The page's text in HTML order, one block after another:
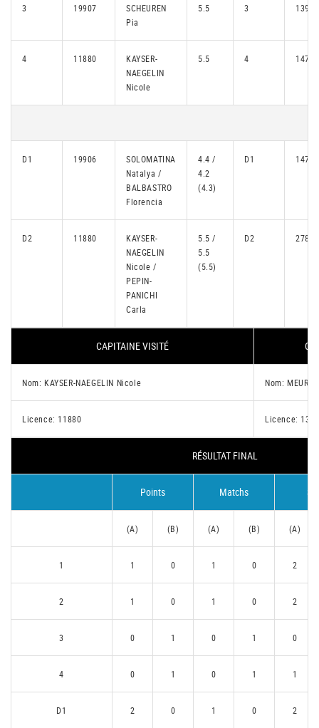
3 19907
SCHEUREN
Pia
5.5 3 13912
4 11880
KAYSER-
NAEGELIN
Nicole
5.5 4 14729
D1 19906
SOLOMATINA
Natalya /
BALBASTRO
Florencia
4.4 /
4.2
(4.3)
D1 14729
D2 11880
KAYSER-
NAEGELIN
Nicole /
PEPIN-
PANICHI
Carla
5.5 /
5.5
(5.5)
D2 27811
CAPITAINE VISITÉ
Nom: KAYSER-NAEGELIN Nicole Nom:
Licence: 11880 Licence:
RÉSULTAT FINAL
Points Matchs
(A) (B) (A) (B) (A)
1 1 0 1 0 2
2 1 0 1 0 2
3 0 1 0 1 0
4 0 1 0 1 1
D1 2 0 1 0 2